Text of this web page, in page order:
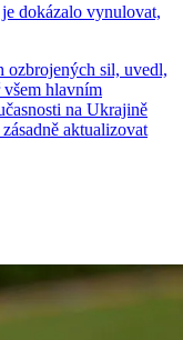
dokázalo vynulovat,
sil, uvedl,
hlavním
na Ukrajině
aktualizovat